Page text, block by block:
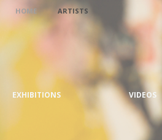
HOME ARTISTS
EXHIBITIONS VIDEOS